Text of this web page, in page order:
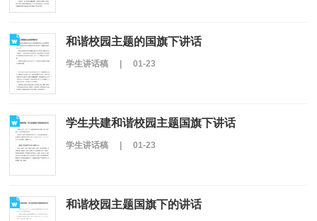
和谐校园主题的国旗下讲话
学生讲话稿 01-23
学生共建和谐校园主题国旗下讲话
学生讲话稿 01-23
和谐校园主题国旗下的讲话